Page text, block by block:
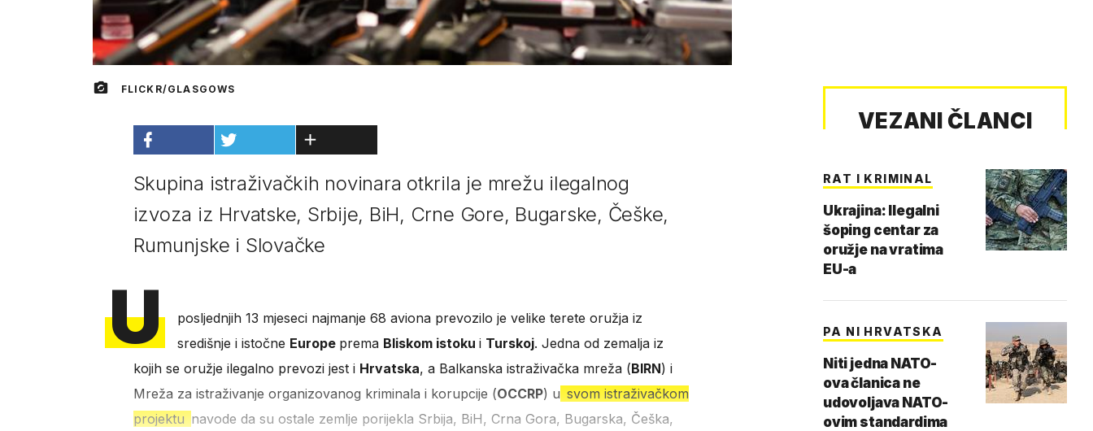
FLICKR/GLASGOWS
Skupina istraživačkih novinara otkrila je mrežu ilegalnog
izvoza iz Hrvatske, Srbije, BiH, Crne Gore, Bugarske, Češke,
Rumunjske i Slovačke
U
posljednjih 13 mjeseci najmanje 68 aviona prevozilo je velike terete oružja iz
središnje i istočne Europe prema Bliskom istoku i Turskoj. Jedna od zemalja iz
kojih se oružje ilegalno prevozi jest i Hrvatska, a Balkanska istraživačka mreža (BIRN) i
Mreža za istraživanje organizovanog kriminala i korupcije (OCCRP) usvom istraživačkom
projektunavode da su ostale zemlje porijekla Srbija, BiH, Crna Gora, Bugarska, Češka,
VEZANI ČLANCI
RAT I KRIMINAL
Ukrajina: Ilegalni
šoping centar za
oružje na vratima
EU-a
PA NI HRVATSKA
Niti jedna NATO-
ova članica ne
udovoljava NATO-
ovim standardima